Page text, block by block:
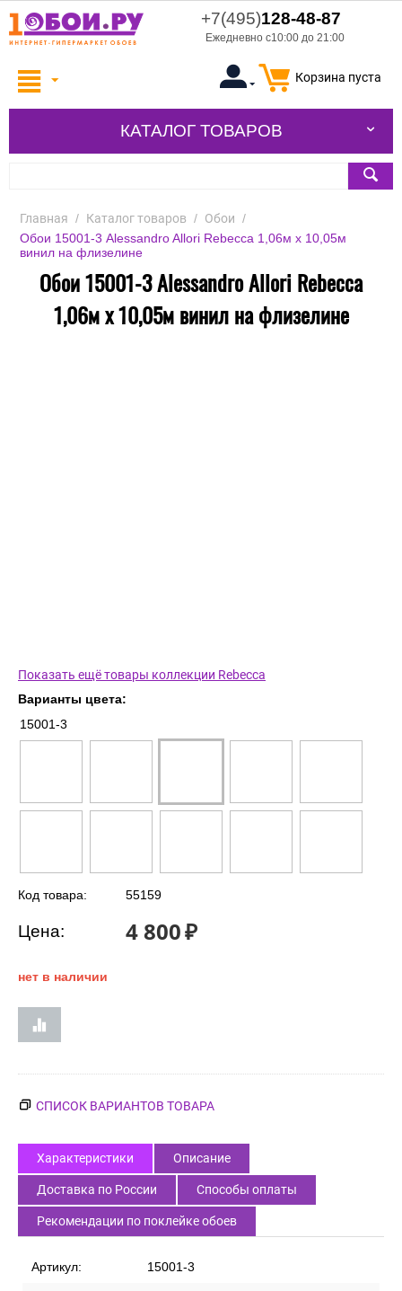
+7(495)128-48-87
Ежедневно с10:00 до 21:00
Корзина пуста
КАТАЛОГ ТОВАРОВ
Главная / Каталог товаров / Обои /
Обои 15001-3 Alessandro Allori Rebecca 1,06м х 10,05м
винил на флизелине
Обои 15001-3 Alessandro Allori Rebecca
1,06м х 10,05м винил на флизелине
Показать ещё товары коллекции Rebecca
Варианты цвета:
15001-3
Код товара: 55159
Цена: 4 800₽
нет в наличии
СПИСОК ВАРИАНТОВ ТОВАРА
Характеристики Описание
Доставка по России Способы оплаты
Рекомендации по поклейке обоев
Артикул: 15001-3